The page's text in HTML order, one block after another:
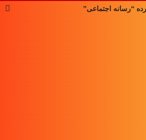
“رسانه اجتماعی”